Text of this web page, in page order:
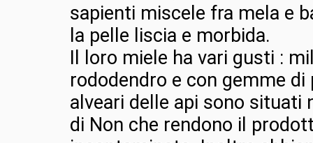
sapienti miscele fra mela e
la pelle liscia e morbida.
Il loro miele ha vari gusti :
rododendro e con gemme di
alveari delle api sono situati
di Non che rendono il